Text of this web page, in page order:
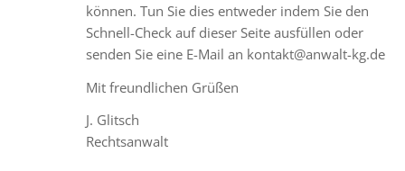
können. Tun Sie dies entweder indem Sie den
Schnell-Check auf dieser Seite ausfüllen oder
senden Sie eine E-Mail an kontakt@anwalt-kg.de
Mit freundlichen Grüßen
J. Glitsch
Rechtsanwalt